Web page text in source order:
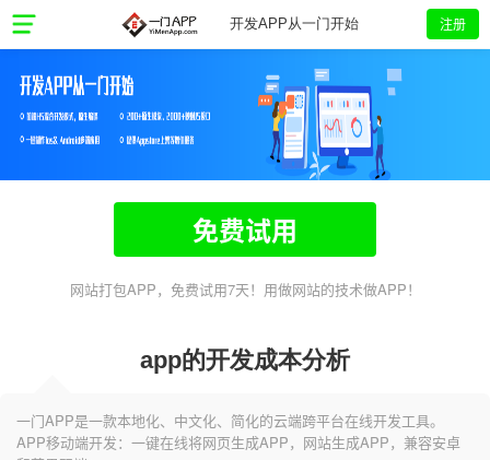
开发APP从一门开始 注册
免费试用
网站打包APP，免费试用7天！用做网站的技术做APP！
app的开发成本分析
一门APP是一款本地化、中文化、简化的云端跨平台在线开发工具。
APP移动端开发：一键在线将网页生成APP，网站生成APP，兼容安卓